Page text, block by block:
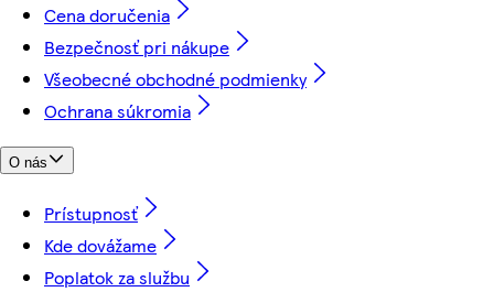
Cena doručenia
Bezpečnosť pri nákupe
Všeobecné obchodné podmienky
Ochrana súkromia
O nás
Prístupnosť
Kde dovážame
Poplatok za službu